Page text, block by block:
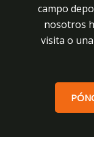
campo
nosotros
visita o